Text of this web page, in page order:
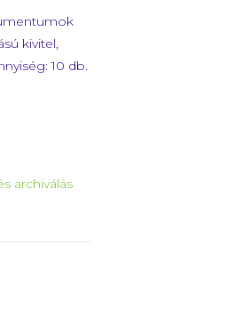
kivitel,
10 db.
archiválás